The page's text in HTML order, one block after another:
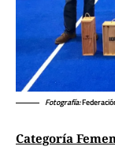
Fotografía:
Categoría